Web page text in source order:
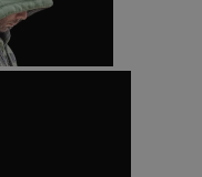
Inc.
.simpli.fi